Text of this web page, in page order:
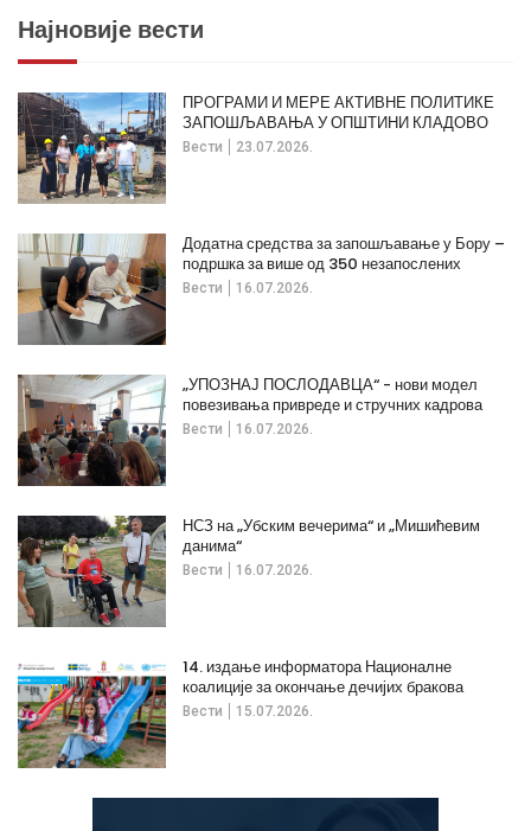
Најновије вести
Вести 23.07.2026.
ПРОГРАМИ И МЕРЕ АКТИВНЕ ПОЛИТИКЕ
ЗАПОШЉАВАЊА У ОПШТИНИ КЛАДОВО
Вести 16.07.2026.
Додатна средства за запошљавање у Бору –
подршка за више од 350 незапослених
Вести 16.07.2026.
„УПОЗНАЈ ПОСЛОДАВЦА“ - нови модел
повезивања привреде и стручних кадрова
Вести 16.07.2026.
НСЗ на „Убским вечерима“ и „Мишићевим
данима“
Вести 15.07.2026.
14. издање информатора Националне
коалиције за окончање дечијих бракова